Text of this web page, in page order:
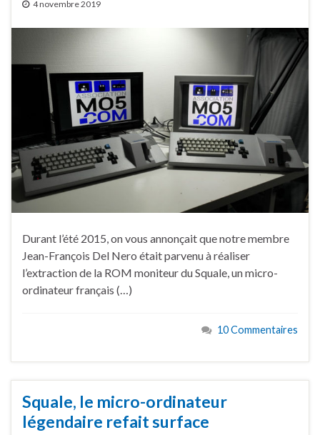
4 novembre 2019
Durant l’été 2015, on vous annonçait que notre membre
Jean-François Del Nero était parvenu à réaliser
l’extraction de la ROM moniteur du Squale, un micro-
ordinateur français (…)
10 Commentaires
Squale, le micro-ordinateur
légendaire refait surface